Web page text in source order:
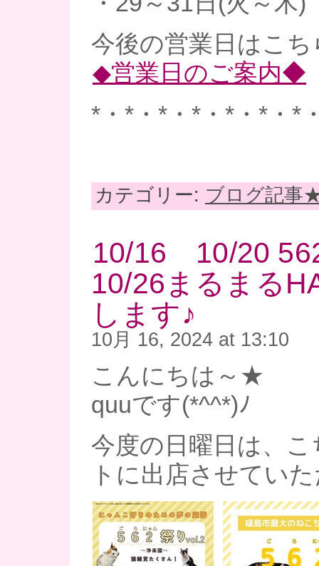
今後の営業日はこち
◆営業日のご案内◆
*・*・*・*・*・*・*
カテゴリー: ブログ記事
10/16 10/20
10/26まるまる
します♪
10月 16, 2024 at 13:10
こんにちは～★
quuです(*^^*)ﾉ
今度の日曜日は、
トに出店させてい